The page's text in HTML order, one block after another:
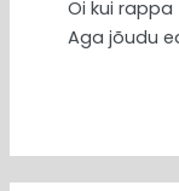
Oi kui
Aga jõudu